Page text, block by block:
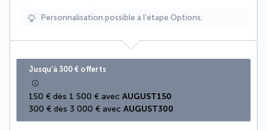
Personnalisation possible à l’étape Options.
Jusqu’à 300 € offerts
150 € dès 1 500 € avec AUGUST150
300 € dès 3 000 € avec AUGUST300